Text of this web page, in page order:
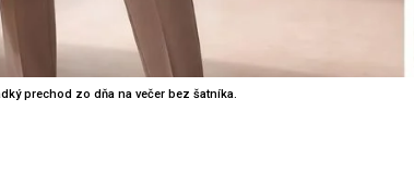
prechod zo dňa na večer bez šatníka.